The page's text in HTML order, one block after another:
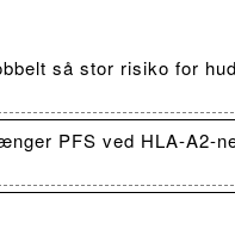
så stor risiko for
PFS ved HLA-A2-